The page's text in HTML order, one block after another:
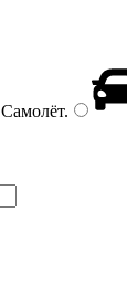
Самолёт.